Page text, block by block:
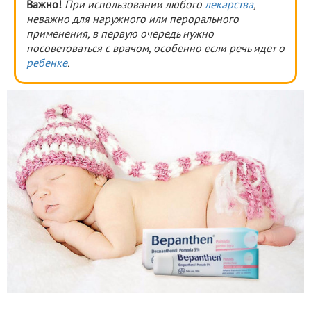
Важно! При использовании любого лекарства,
неважно для наружного или перорального
применения, в первую очередь нужно
посоветоваться с врачом, особенно если речь идет о
ребенке.